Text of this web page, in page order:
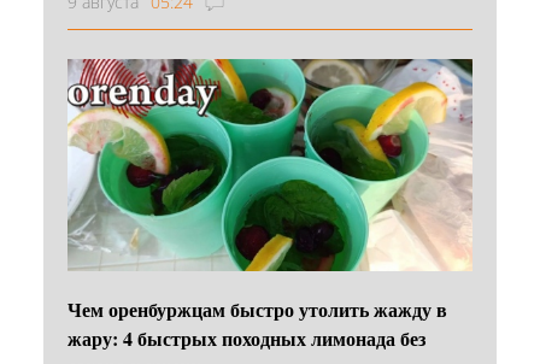
Чем оренбуржцам быстро утолить жажду в
жару: 4 быстрых походных лимонада без